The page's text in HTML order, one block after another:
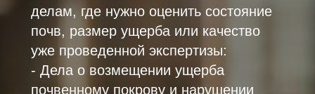
делам, где нужно оценить состояние
почв, размер ущерба или качество
уже проведенной экспертизы:
- Дела о возмещении ущерба
почвенному покрову и нарушении